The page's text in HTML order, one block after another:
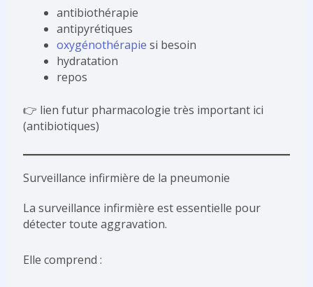
antibiothérapie
antipyrétiques
oxygénothérapie si besoin
hydratation
repos
👉 lien futur pharmacologie très important ici
(antibiotiques)
Surveillance infirmière de la pneumonie
La surveillance infirmière est essentielle pour
détecter toute aggravation.
Elle comprend :